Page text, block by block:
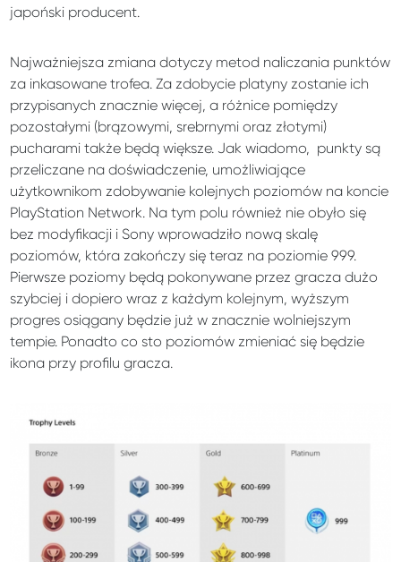
japoński producent.
Najważniejsza zmiana dotyczy metod naliczania punktów
za inkasowane trofea. Za zdobycie platyny zostanie ich
przypisanych znacznie więcej, a różnice pomiędzy
pozostałymi (brązowymi, srebrnymi oraz złotymi)
pucharami także będą większe. Jak wiadomo, punkty są
przeliczane na doświadczenie, umożliwiające
użytkownikom zdobywanie kolejnych poziomów na koncie
PlayStation Network. Na tym polu również nie obyło się
bez modyfikacji i Sony wprowadziło nową skalę
poziomów, która zakończy się teraz na poziomie 999.
Pierwsze poziomy będą pokonywane przez gracza dużo
szybciej i dopiero wraz z każdym kolejnym, wyższym
progres osiągany będzie już w znacznie wolniejszym
tempie. Ponadto co sto poziomów zmieniać się będzie
ikona przy profilu gracza.